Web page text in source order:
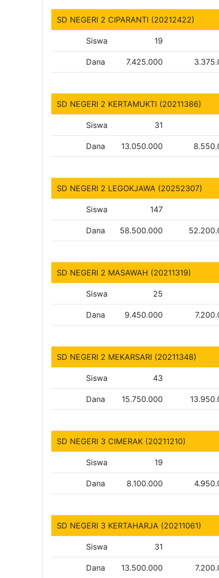
SD NEGERI 2 CIPARANTI (20212422)
Siswa 19
Dana 7.425.000
SD NEGERI 2 KERTAMUKTI (20211386)
Siswa 31
Dana 13.050.000
SD NEGERI 2 LEGOKJAWA (20252307)
Siswa 147
Dana 58.500.000
SD NEGERI 2 MASAWAH (20211319)
Siswa 25
Dana 9.450.000
SD NEGERI 2 MEKARSARI (20211348)
Siswa 43
Dana 15.750.000
SD NEGERI 3 CIMERAK (20211210)
Siswa 19
Dana 8.100.000
SD NEGERI 3 KERTAHARJA (20211061)
Siswa 31
Dana 13.500.000